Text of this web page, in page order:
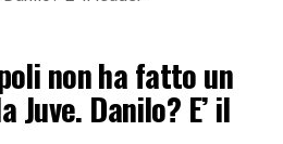
non ha fatto un
Danilo? E’ il